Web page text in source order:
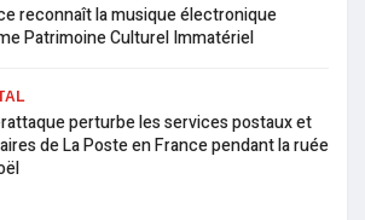
reconnaît la musique électronique
Patrimoine Culturel Immatériel
perturbe les services postaux et
de La Poste en France pendant la ruée